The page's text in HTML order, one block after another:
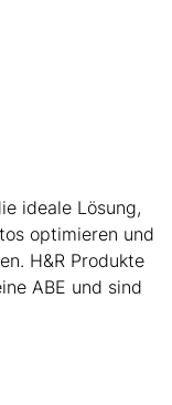
ideale Lösung,
optimieren und
H&R Produkte
ABE und sind